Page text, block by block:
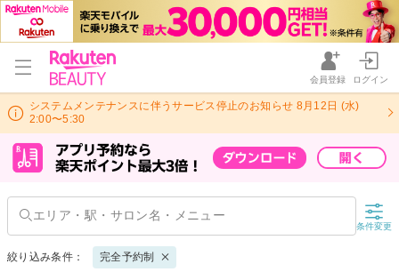
会員登録 ログイン
システムメンテナンスに伴うサービス停止のお知らせ 8月12日 (水)
2:00〜5:30
条件変更
絞り込み条件： 完全予約制